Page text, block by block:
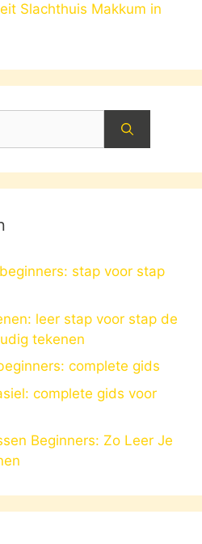
Slachthuis Makkum in
stap voor stap
leer stap voor stap de
tekenen
complete gids
complete gids voor
Beginners: Zo Leer Je